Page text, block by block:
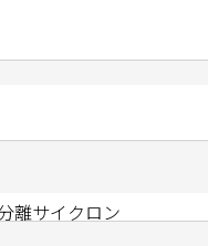
離サイクロン